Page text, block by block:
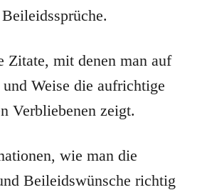
Zitate, mit denen man auf
Weise die aufrichtige
Verbliebenen zeigt.
wie man die
Beileidswünsche richtig